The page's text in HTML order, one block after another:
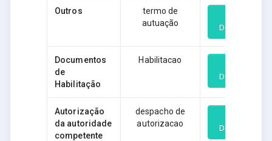
Outros
termo de
autuação
Download
Documentos
de
Habilitação
Habilitacao
Download
Autorização
da autoridade
competente
despacho de
autorizacao
Download